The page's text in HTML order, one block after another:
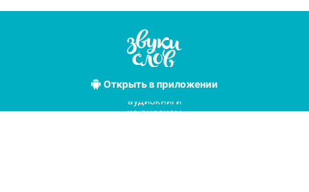
Открытьв приложении
Лучшие
аудиокниги
на русском